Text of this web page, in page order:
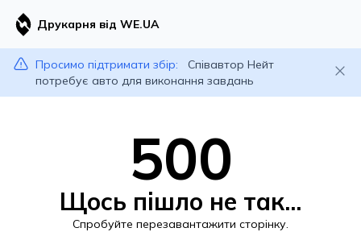
Друкарня від WE.UA
Просимо підтримати збір:
Співавтор Нейт
потребує авто для виконання завдань
500
Щось пішло не так...
Спробуйте перезавантажити сторінку.